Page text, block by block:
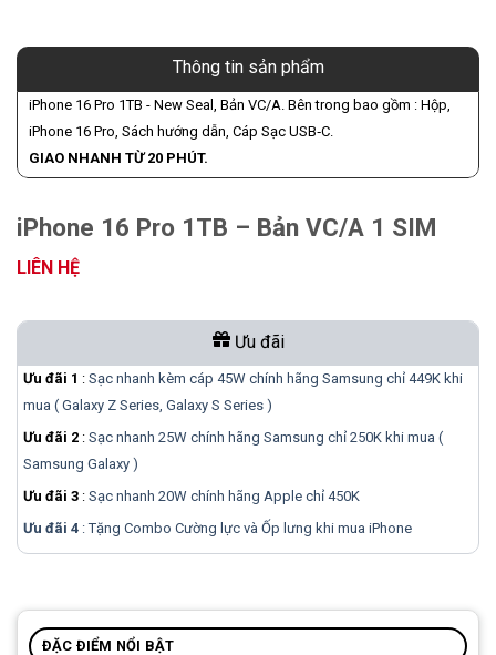
Thông tin sản phẩm
iPhone 16 Pro 1TB - New Seal, Bản VC/A. Bên trong bao gồm : Hộp,
iPhone 16 Pro, Sách hướng dẫn, Cáp Sạc USB‑C.
GIAO NHANH TỪ 20 PHÚT.
iPhone 16 Pro 1TB – Bản VC/A 1 SIM
LIÊN HỆ
Ưu đãi
Ưu đãi 1 : Sạc nhanh kèm cáp 45W chính hãng Samsung chỉ 449K khi
mua ( Galaxy Z Series, Galaxy S Series )
Ưu đãi 2 : Sạc nhanh 25W chính hãng Samsung chỉ 250K khi mua (
Samsung Galaxy )
Ưu đãi 3 : Sạc nhanh 20W chính hãng Apple chỉ 450K
Ưu đãi 4 : Tặng Combo Cường lực và Ốp lưng khi mua iPhone
ĐẶC ĐIỂM NỔI BẬT